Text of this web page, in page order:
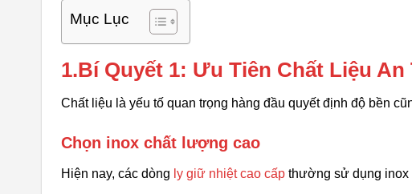
Mục Lục
1.Bí Quyết 1: Ưu Tiên Chất Liệu An
Chất liệu là yếu tố quan trọng hàng đầu quyết định độ bền
Chọn inox chất lượng cao
Hiện nay, các dòng ly giữ nhiệt cao cấp thường sử dụng inox